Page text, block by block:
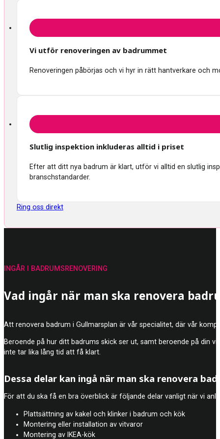
Vi utför renoveringen av badrummet
Renoveringen påbörjas och vi hyr in rätt hantverkare och
Slutlig inspektion inkluderas alltid i priset
Efter att ditt nya badrum är klart, utför vi alltid en slutlig
branschstandarder.
Ring oss direkt
Vad ingår när man ska renovera
Att renovera badrum i Gullmarsplan är vår specialitet, där vår
Beroende på hur ditt badrums skick ser ut, samt beroende på din
inte tar lika lång tid att få klart.
INGÅR I BADRUMSRENOVERING
Dessa delar kan ingå när man ska renovera
För att du ska få en bra överblick är följande delar vanligt när vi
Plattsättning av kakel och klinker i badrum och kök
Montering eller installation av vitvaror
Montering av IKEA-kök